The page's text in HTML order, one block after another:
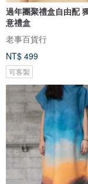
過年團聚禮盒自由配
意禮盒
老事百貨行
NT$ 499
可客製